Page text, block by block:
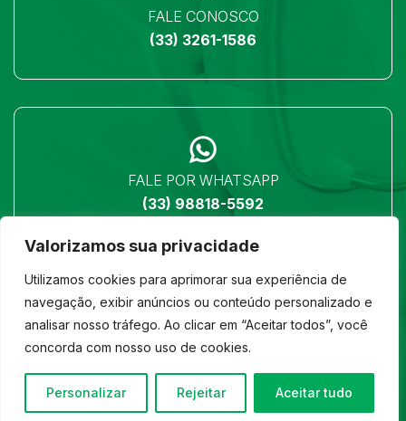
Valorizamos sua privacidade
Utilizamos cookies para aprimorar sua experiência de
navegação, exibir anúncios ou conteúdo personalizado e
analisar nosso tráfego. Ao clicar em “Aceitar todos”, você
concorda com nosso uso de cookies.
Personalizar Rejeitar Aceitar tudo
FALE CONOSCO
(33) 3261-1586
FALE POR WHATSAPP
(33) 98818-5592
LOCALIZAÇÃO